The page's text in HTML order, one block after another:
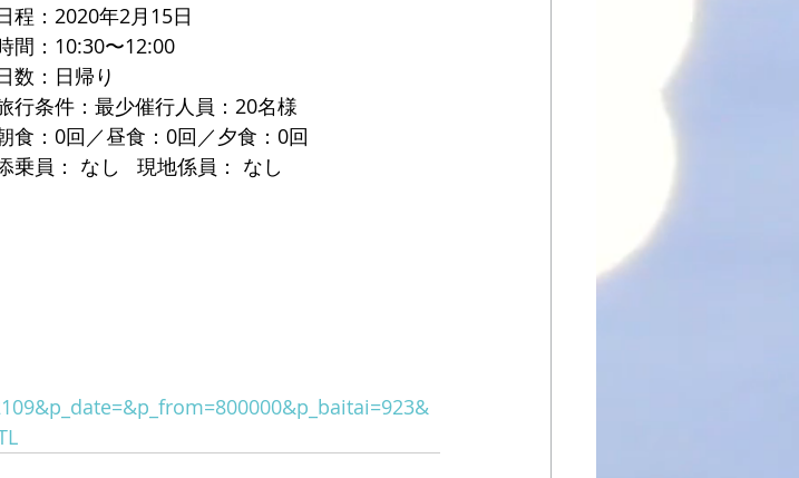
程：2020年2月15日
間：10:30〜12:00
数：日帰り
行条件：最少催行人員：20名様
食：0回／昼食：0回／夕食：0回
乗員： なし   現地係員： なし